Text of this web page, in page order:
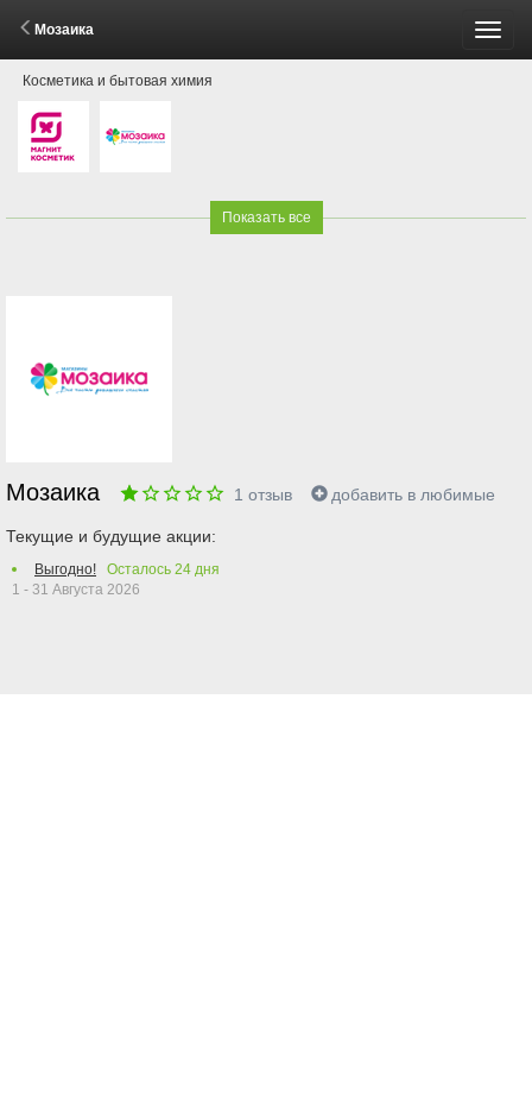
Мозаика
Косметика и бытовая химия
Показать все
Мозаика 1 отзыв добавить в любимые
Текущие и будущие акции:
Выгодно! Осталось 24 дня
1 - 31 Августа 2026